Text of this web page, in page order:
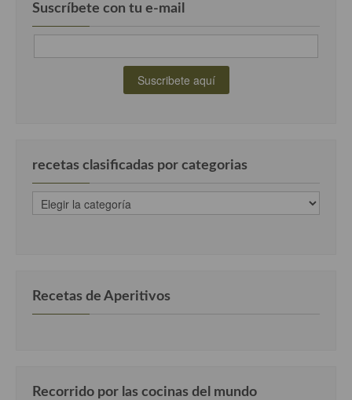
Suscríbete con tu e-mail
recetas clasificadas por categorias
recetas
clasificadas
Recetas de Aperitivos
Recorrido por las cocinas del mundo